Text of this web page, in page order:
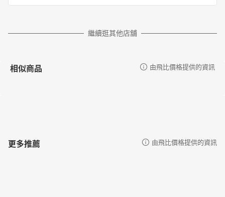
繼續逛其他店舖
相似商品 由飛比價格提供的資訊
更多推薦 由飛比價格提供的資訊